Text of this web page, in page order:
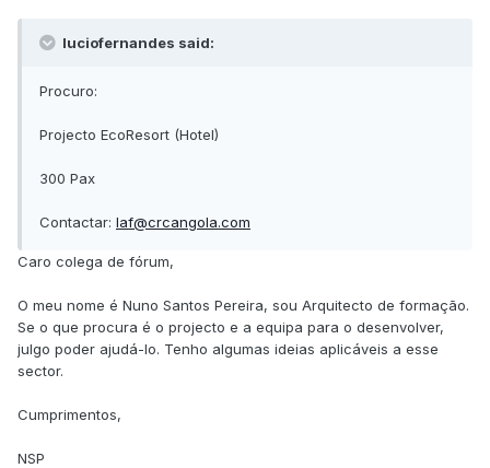
luciofernandes said:
Procuro:
Projecto EcoResort (Hotel)
300 Pax
Contactar: laf@crcangola.com
Caro colega de fórum,
O meu nome é Nuno Santos Pereira, sou Arquitecto de formação.
Se o que procura é o projecto e a equipa para o desenvolver,
julgo poder ajudá-lo. Tenho algumas ideias aplicáveis a esse
sector.
Cumprimentos,
NSP